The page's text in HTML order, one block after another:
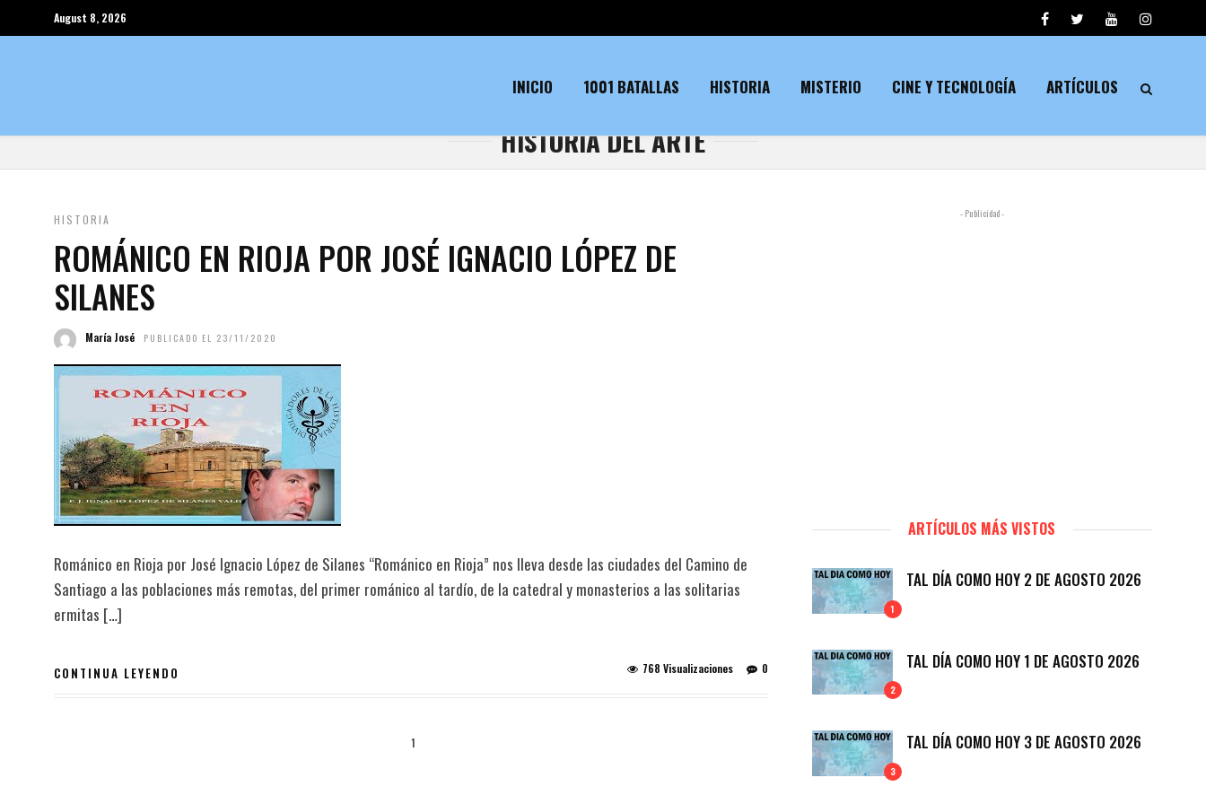
August 8, 2026
INICIO 1001 BATALLAS HISTORIA MISTERIO CINE Y TECNOLOGÍA ARTÍCULOS
HISTORIA DEL ARTE
HISTORIA
ROMÁNICO EN RIOJA POR JOSÉ IGNACIO LÓPEZ DE
SILANES
María José PUBLICADO EL 23/11/2020
Románico en Rioja por José Ignacio López de Silanes “Románico en Rioja” nos lleva desde las ciudades del Camino de
Santiago a las poblaciones más remotas, del primer románico al tardío, de la catedral y monasterios a las solitarias
ermitas […]
CONTINUA LEYENDO 0
768 Visualizaciones
1
- Publicidad -
ARTÍCULOS MÁS VISTOS
1
TAL DÍA COMO HOY 2 DE AGOSTO 2026
2
TAL DÍA COMO HOY 1 DE AGOSTO 2026
3
TAL DÍA COMO HOY 3 DE AGOSTO 2026